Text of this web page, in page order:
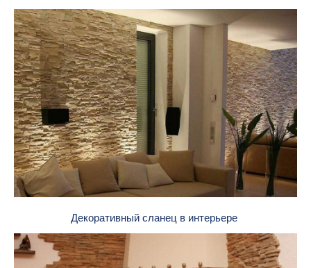
Декоративный сланец в интерьере